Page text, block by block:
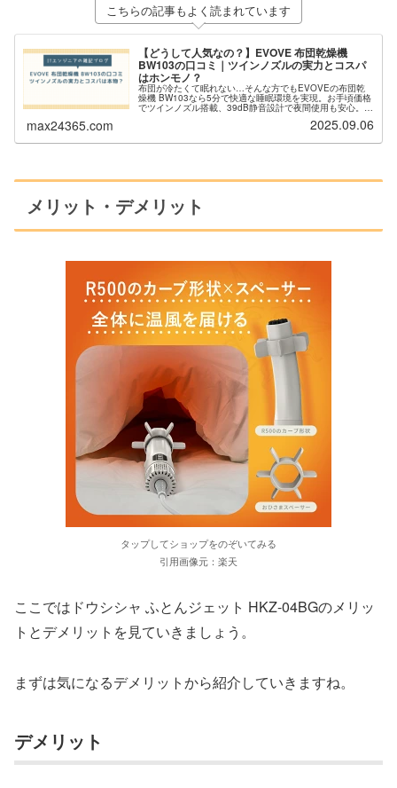
こちらの記事もよく読まれています
【どうして人気なの？】EVOVE 布団乾燥機
BW103の口コミ｜ツインノズルの実力とコスパ
はホンモノ？
布団が冷たくて眠れない…そんな方でもEVOVEの布団乾
燥機 BW103なら5分で快適な睡眠環境を実現。お手頃価格
でツインノズル搭載、39dB静音設計で夜間使用も安心。
1000件の口コミ調査で分かった実力と気になる部分を詳し
max24365.com 2025.09.06
メリット・デメリット
タップしてショップをのぞいてみる
引用画像元：楽天
ここではドウシシャ ふとんジェット HKZ-04BGのメリッ
トとデメリットを見ていきましょう。
まずは気になるデメリットから紹介していきますね。
デメリット